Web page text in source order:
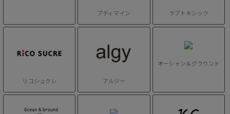
プティマイン ラブトキシック
リコシュクレ アルジー
オーシャン＆グラウンド